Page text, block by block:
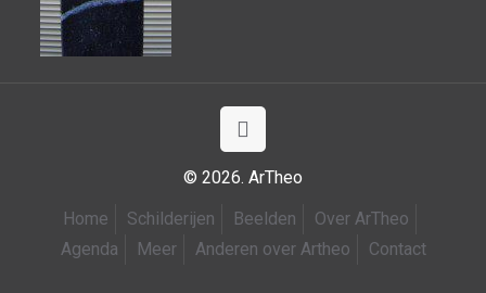
© 2026. ArTheo
Home
Schilderijen Beelden
Over ArTheo
Agenda
Meer Anderen over Artheo Contact